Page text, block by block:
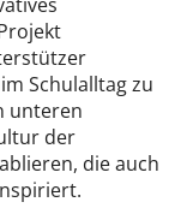
Schulalltag zu
unteren
der
die auch